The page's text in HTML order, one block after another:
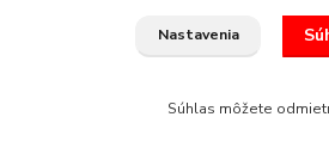
Nastavenia
Súhlas môžete